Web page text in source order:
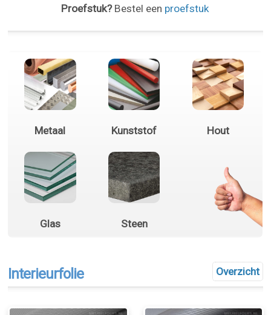
Proefstuk?Bestel een proefstuk
Metaal Kunststof Hout
Glas Steen
Overzicht
Interieurfolie